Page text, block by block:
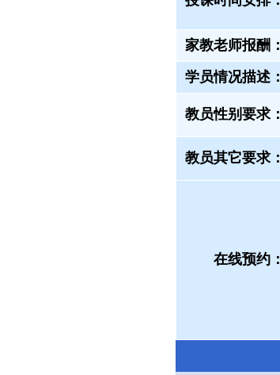
家教老师报酬：
学员情况描述：
教员性别要求：
教员其它要求：
在线预约：